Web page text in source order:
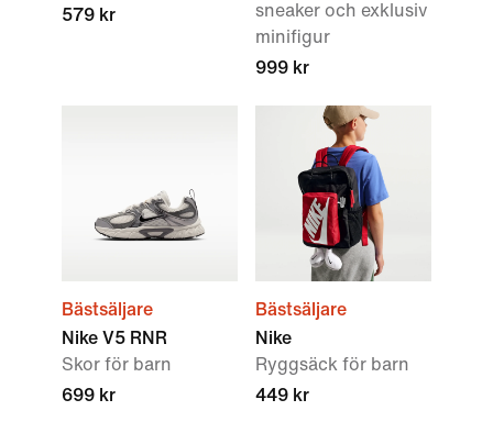
579 kr
sneaker och exklusiv
minifigur
999 kr
Bästsäljare
Nike V5 RNR
Skor för barn
699 kr
Bästsäljare
Nike
Ryggsäck för barn
449 kr